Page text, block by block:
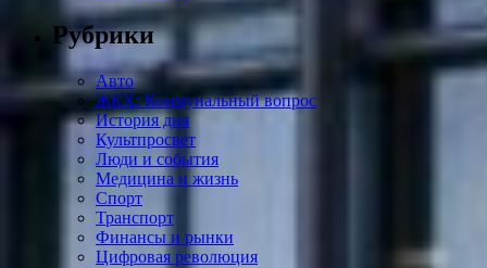
Рубрики
Авто
ЖКХ: Коммунальный вопрос
История дня
Культпросвет
Люди и события
Медицина и жизнь
Спорт
Транспорт
Финансы и рынки
Цифровая революция